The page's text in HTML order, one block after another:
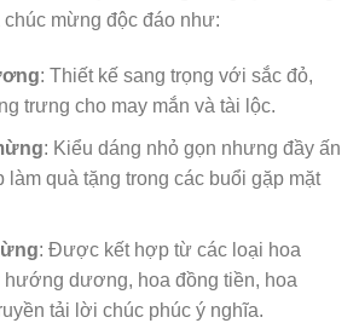
mừng độc đáo như:
: Thiết kế sang trọng với sắc đỏ,
trưng cho may mắn và tài lộc.
: Kiểu dáng nhỏ gọn nhưng đầy ấn
quà tặng trong các buổi gặp mặt
: Được kết hợp từ các loại hoa
dương, hoa đồng tiền, hoa
tải lời chúc phúc ý nghĩa.